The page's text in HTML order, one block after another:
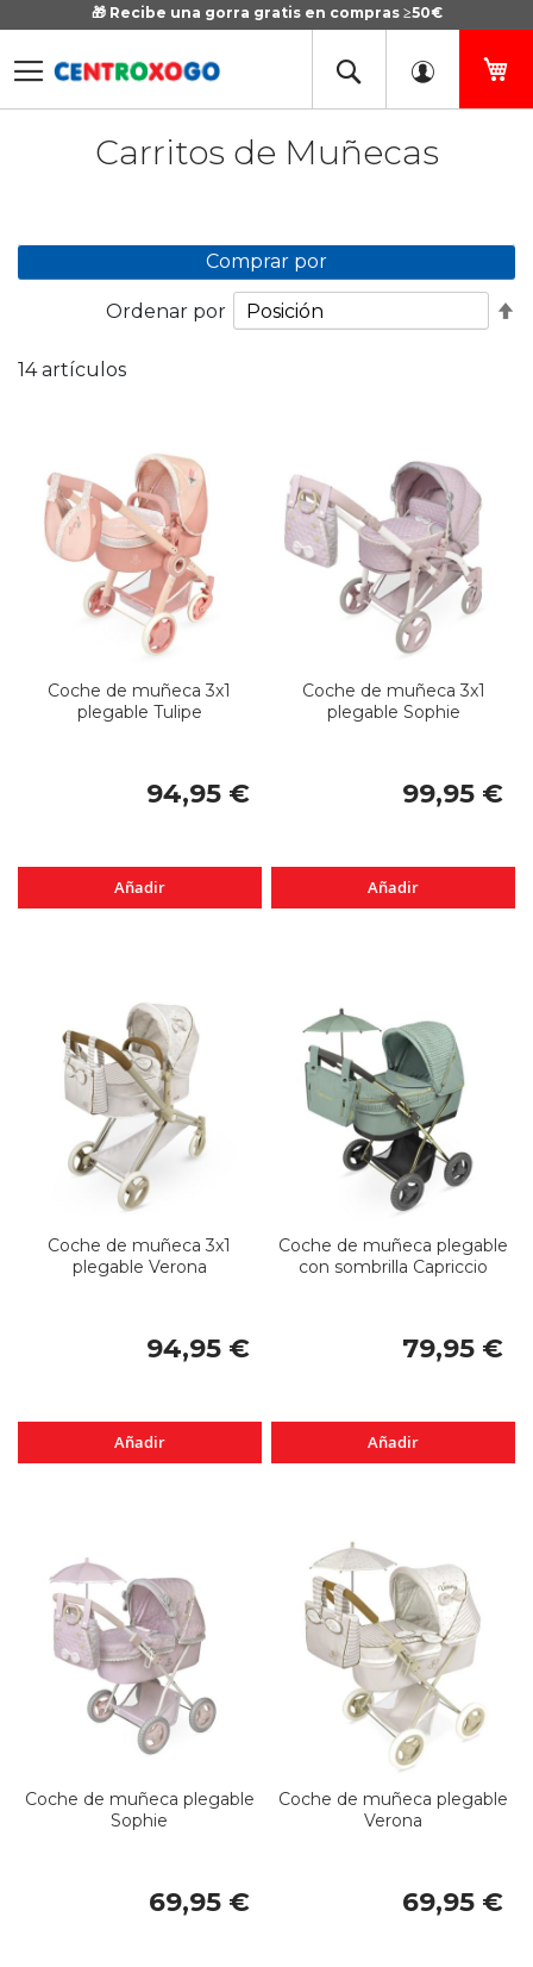
🎁 Recibe una gorra gratis en compras ≥50€
Ir
Carritos de Muñecas
14artículos
Ordenar por
Coche de muñeca 3x1
plegable Tulipe
94,95 €
Añadir
Coche de muñeca 3x1
plegable Sophie
99,95 €
Añadir
Coche de muñeca 3x1
plegable Verona
94,95 €
Añadir
Coche de muñeca plegable
con sombrilla Capriccio
79,95 €
Añadir
Coche de muñeca plegable
Sophie
69,95 €
Coche de muñeca plegable
Verona
69,95 €
Comprar por